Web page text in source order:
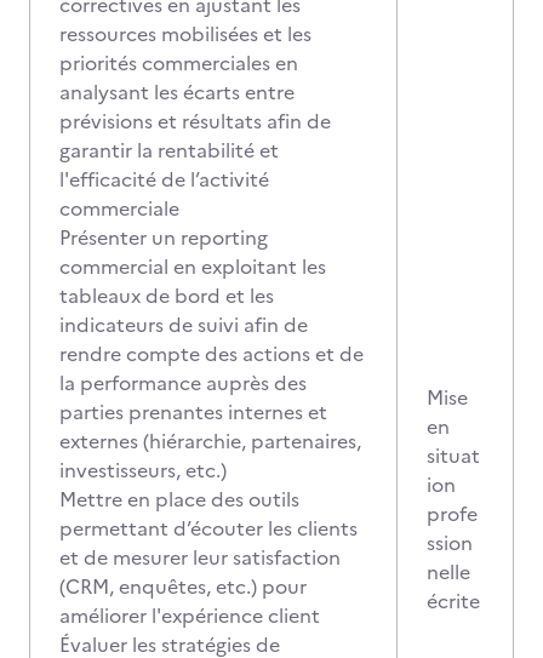
ressources mobilisées et les
priorités commerciales en
analysant les écarts entre
prévisions et résultats afin de
garantir la rentabilité et
l'efficacité de l’activité
commerciale
Présenter un reporting
commercial en exploitant les
tableaux de bord et les
indicateurs de suivi afin de
rendre compte des actions et de
la performance auprès des
parties prenantes internes et
externes (hiérarchie, partenaires,
investisseurs, etc.)
Mettre en place des outils
permettant d’écouter les clients
et de mesurer leur satisfaction
(CRM, enquêtes, etc.) pour
améliorer l'expérience client
Évaluer les stratégies de
Mise
en
situat
ion
profe
ssion
nelle
écrite